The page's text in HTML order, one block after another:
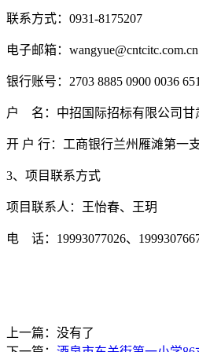
联系方式：0931-8175207
电子邮箱：wangyue@cntcitc.com.cn
银行账号：2703 8885 0900 0036 651
户 名：中招国际招标有限公司甘
开 户 行：工商银行兰州雁滩第一
3、项目联系方式
项目联系人：王怡春、王玥
电 话：19993077026、
上一篇：没有了